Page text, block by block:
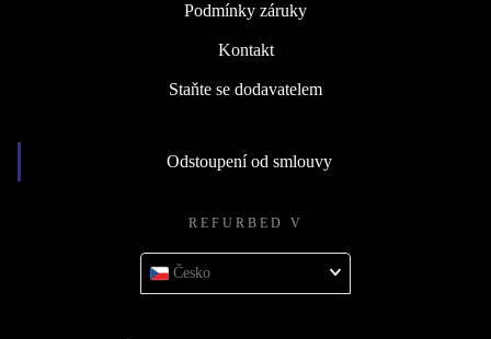
Podmínky záruky
Kontakt
Staňte se dodavatelem
Odstoupení od smlouvy
REFURBED V
Česko